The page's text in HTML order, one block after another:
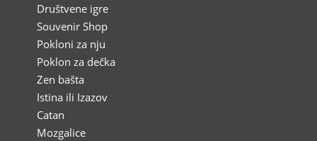
Društvene igre
Souvenir Shop
Pokloni za nju
Poklon za dečka
Zen bašta
Istina ili Izazov
Catan
Mozgalice